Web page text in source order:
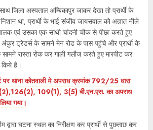
जिला अस्पताल अम्बिकापुर जाकर देखा तो प्रार्थी के
था, प्रार्थी के भाई संजीव जायसवाल को अज्ञात नीले
एवं उसका एक साथी चांदनी चौक से पीछा करते हुए
ट्रेडर्स के सामने मेन रोड के पास पहुंचे और प्रार्थी के
रास्ता रोक कर गाली गलौज करते हुए मारपीट कर
किये है।
पर थाना कोतवाली मे अपराध क्रमांक 792/25 धारा
109(1), 3(5) बी.एन.एस. का अपराध
गया।
द्वारा घटना स्थल का निरीक्षण कर प्रार्थी से पुछताछ कर